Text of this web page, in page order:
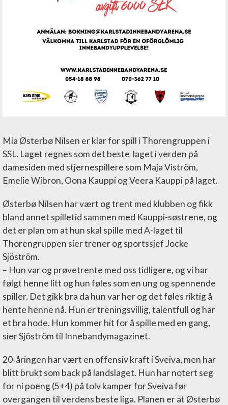
Mia Østerbø Nilsen er klar for spill i Thorengruppen i
SSL. Laget regnes som det beste laget i verden på
damesiden med stjernespillere som Maja Viström,
Emelie Wibron, Oona Kauppi og Veera Kauppi på laget.
Østerbø Nilsen har vært og trent med klubben og fikk
bland annet spilletid sammen med Kauppi-søstrene, og
det er plan om at hun skal spille med A-laget til
Thorengruppen sier trener og sportssjef Jocke
Sjöström.
– Hun var og prøvetrente med oss tidligere, og vi har
følgt henne litt og hun føles som en ung og spennende
spiller. Det gikk bra da hun var her og det føles riktig å
hente henne nå. Hun er treningsvillig, talentfull og har
et bra hode. Hun kommer hit for å spille med en gang,
sier Sjöström til Innebandymagazinet.
20-åringen har vært en offensiv kraft i Sveiva, men har
blitt brukt som back på landslaget. Hun har notert seg
for ni poeng (5+4) på tolv kamper for Sveiva før
overgangen til verdens beste liga. Planen er at Østerbø